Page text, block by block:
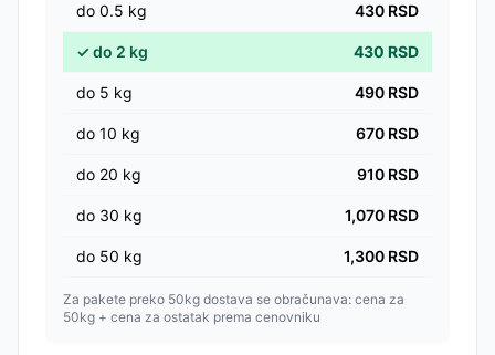
do 0.5 kg 430 RSD
✓do 2 kg 430 RSD
do 5 kg 490 RSD
do 10 kg 670 RSD
do 20 kg 910 RSD
do 30 kg 1,070 RSD
do 50 kg 1,300 RSD
Za pakete preko 50kg dostava se obračunava: cena za
50kg + cena za ostatak prema cenovniku